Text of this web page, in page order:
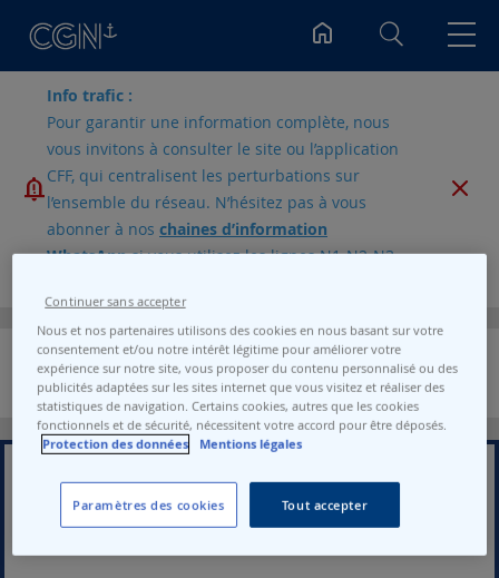
Info trafic :
Pour garantir une information complète, nous
vous invitons à consulter le site ou l’application
CFF, qui centralisent les perturbations sur
l’ensemble du réseau. N’hésitez pas à vous
abonner à nos chaines d’information
WhatsAppsi vous utilisez les lignes N1-N2-N3-
Pack 1 Abonnement Horizon
PASS_ORDER_ID
images
gallery
beginning
images
Nous et nos partenaires utilisons des cookies en nous basant sur votre
consentement et/ou notre intérêt légitime pour améliorer votre
expérience sur notre site, vous proposer du contenu personnalisé ou des
publicités adaptées sur les sites internet que vous visitez et réaliser des
statistiques de navigation. Certains cookies, autres que les cookies
fonctionnels et de sécurité, nécessitent votre accord pour être déposés.
Protection des données Mentions légales
Paramètres des cookies Tout accepter
Continuer sans accepter